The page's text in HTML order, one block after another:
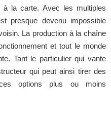
à la carte. Avec les multiples
presque devenu impossible
La production à la chaîne
et tout le monde
Tant le particulier qui vante
qui peut ainsi tirer des
options plus ou moins